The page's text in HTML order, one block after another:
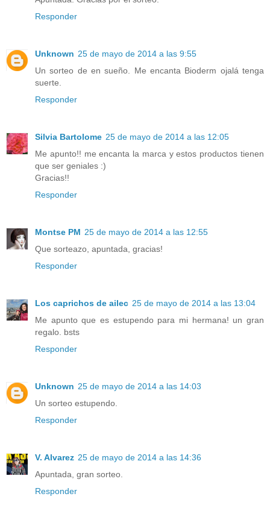
Responder
Unknown 25 de mayo de 2014 a las 9:55
Un sorteo de en sueño. Me encanta Bioderm ojalá tenga
suerte.
Responder
Silvia Bartolome 25 de mayo de 2014 a las 12:05
Me apunto!! me encanta la marca y estos productos tienen
que ser geniales :)
Gracias!!
Responder
Montse PM 25 de mayo de 2014 a las 12:55
Que sorteazo, apuntada, gracias!
Responder
Los caprichos de ailec 25 de mayo de 2014 a las 13:04
Me apunto que es estupendo para mi hermana! un gran
regalo. bsts
Responder
Unknown 25 de mayo de 2014 a las 14:03
Un sorteo estupendo.
Responder
V. Alvarez 25 de mayo de 2014 a las 14:36
Apuntada, gran sorteo.
Responder